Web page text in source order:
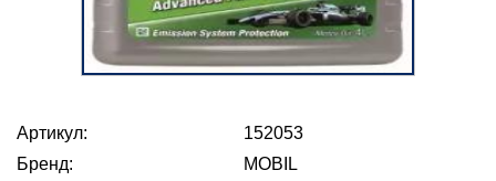
Артикул:
152053
Бренд:
MOBIL